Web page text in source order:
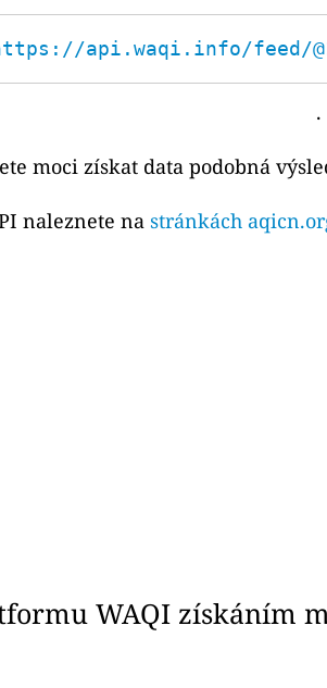
api.waqi.info/feed/
.
moci získat data podobná
naleznete na stránkách
WAQI získáním